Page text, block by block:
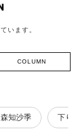
います。
COLUMN
森知沙季 下り